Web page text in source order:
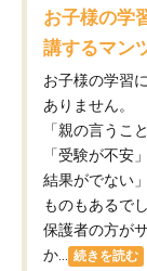
お子様の学
講するマン
お子様の学習
ありません。
「親の言うこ
「受験が不安
結果がでない
ものもあるで
保護者の方が
か...
続きを読む